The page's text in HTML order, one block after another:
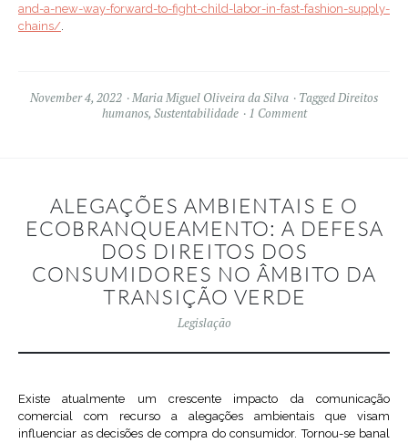
and-a-new-way-forward-to-fight-child-labor-in-fast-fashion-supply-
chains/.
November 4, 2022 Maria Miguel Oliveira da Silva TaggedDireitos
humanos, Sustentabilidade 1 Comment
ALEGAÇÕES AMBIENTAIS E O
ECOBRANQUEAMENTO: A DEFESA
DOS DIREITOS DOS
CONSUMIDORES NO ÂMBITO DA
TRANSIÇÃO VERDE
Legislação
Existe atualmente um crescente impacto da comunicação
comercial com recurso a alegações ambientais que visam
influenciar as decisões de compra do consumidor. Tornou-se banal